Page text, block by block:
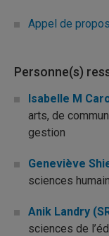
Appel de
Personne(s)
Isabelle M
arts, de
gestion
Geneviève
sciences
Anik Landry
sciences de